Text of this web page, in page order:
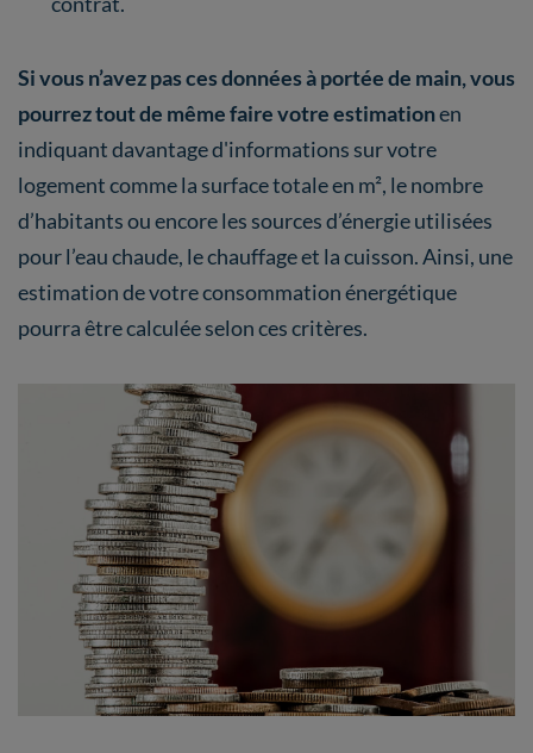
Si vous n’avez pas ces données à portée de main, vous
pourrez tout de même faire votre estimationen
indiquant davantage d'informations sur votre
logement comme la surface totale en m², le nombre
d’habitants ou encore les sources d’énergie utilisées
pour l’eau chaude, le chauffage et la cuisson. Ainsi, une
estimation de votre consommation énergétique
pourra être calculée selon ces critères.